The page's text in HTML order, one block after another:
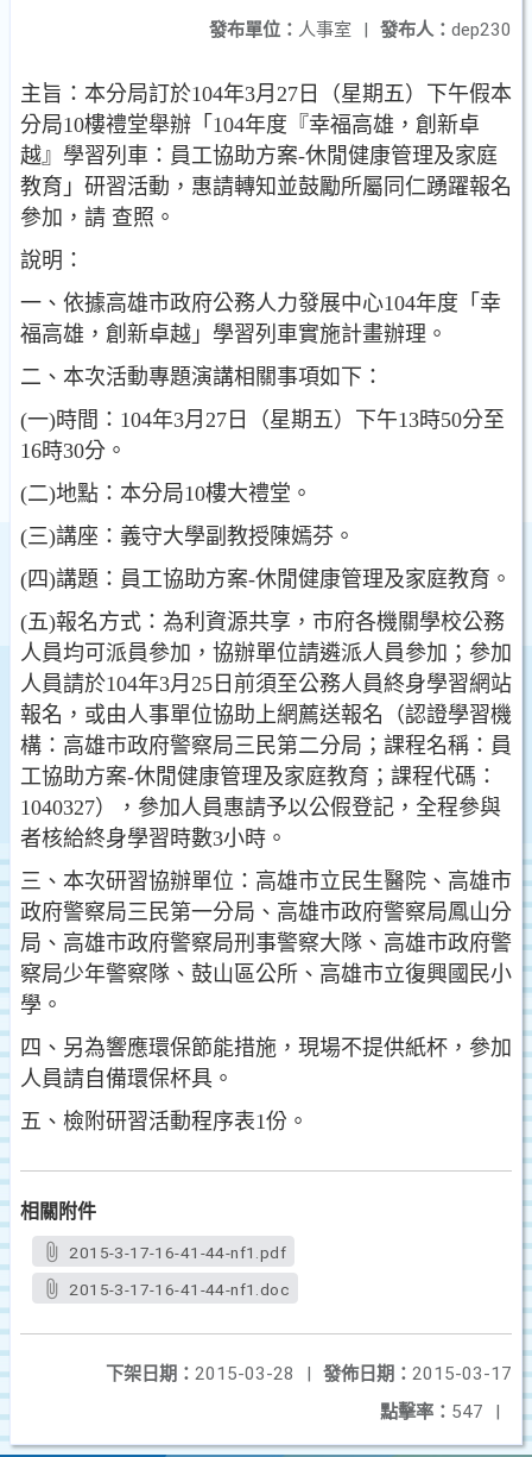
發布人： dep230
發布單位： 人事室 |
主旨：本分局訂於104年3月27日（星期五）下午假本
分局10樓禮堂舉辦「104年度『幸福高雄，創新卓
越』學習列車：員工協助方案-休閒健康管理及家庭
教育」研習活動，惠請轉知並鼓勵所屬同仁踴躍報名
參加，請 查照。
說明：
一、依據高雄市政府公務人力發展中心104年度「幸
福高雄，創新卓越」學習列車實施計畫辦理。
二、本次活動專題演講相關事項如下：
(一)時間：104年3月27日（星期五）下午13時50分至
16時30分。
(二)地點：本分局10樓大禮堂。
(三)講座：義守大學副教授陳嫣芬。
(四)講題：員工協助方案-休閒健康管理及家庭教育。
(五)報名方式：為利資源共享，市府各機關學校公務
人員均可派員參加，協辦單位請遴派人員參加；參加
人員請於104年3月25日前須至公務人員終身學習網站
報名，或由人事單位協助上網薦送報名（認證學習機
構：高雄市政府警察局三民第二分局；課程名稱：員
工協助方案-休閒健康管理及家庭教育；課程代碼：
1040327），參加人員惠請予以公假登記，全程參與
者核給終身學習時數3小時。
三、本次研習協辦單位：高雄市立民生醫院、高雄市
政府警察局三民第一分局、高雄市政府警察局鳳山分
局、高雄市政府警察局刑事警察大隊、高雄市政府警
察局少年警察隊、鼓山區公所、高雄市立復興國民小
學。
四、另為響應環保節能措施，現場不提供紙杯，參加
人員請自備環保杯具。
五、檢附研習活動程序表1份。
相關附件
2015-3-17-16-41-44-nf1.pdf
2015-3-17-16-41-44-nf1.doc
發佈日期： 2015-03-17
下架日期： 2015-03-28
|
點擊率： 547 |